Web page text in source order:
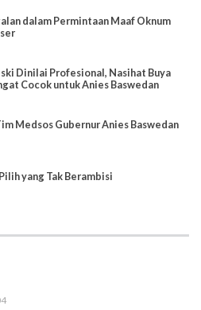
dalam Permintaan Maaf Oknum
Dinilai Profesional, Nasihat Buya
Cocok untuk Anies Baswedan
Medsos Gubernur Anies Baswedan
yang Tak Berambisi